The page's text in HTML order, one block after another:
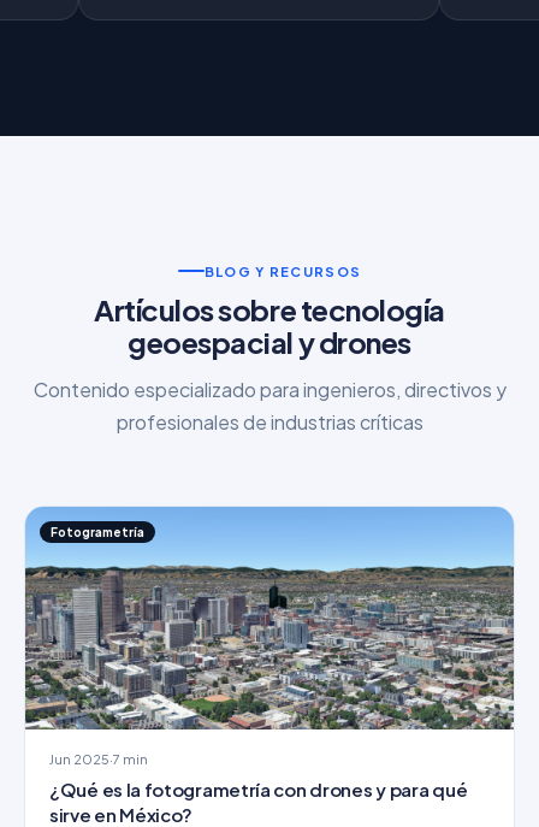
BLOG Y RECURSOS
Artículos sobre tecnología
geoespacial y drones
Contenido especializado para ingenieros, directivos y
profesionales de industrias críticas
Fotogrametría
Jun 2025·7 min
¿Qué es la fotogrametría con drones y para qué
sirve en México?